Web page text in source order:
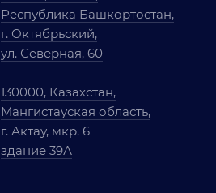
Республика Башкортостан,
г. Октябрьский,
ул. Северная, 60
130000, Казахстан,
Мангистауская область,
г. Актау, мкр. 6
здание 39А